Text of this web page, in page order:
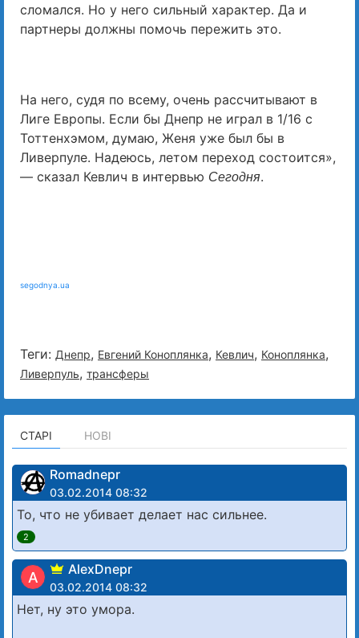
сломался. Но у него сильный характер. Да и
партнеры должны помочь пережить это.
На него, судя по всему, очень рассчитывают в
Лиге Европы. Если бы Днепр не играл в 1/16 с
Тоттенхэмом, думаю, Женя уже был бы в
Ливерпуле. Надеюсь, летом переход состоится»,
— сказал Кевлич в интервью Сегодня.
segodnya.ua
Теги: Днепр, Евгений Коноплянка, Кевлич, Коноплянка,
Ливерпуль, трансферы
СТАРІ НОВІ
Romadnepr
03.02.2014 08:32
То, что не убивает делает нас сильнее.
2
A AlexDnepr
03.02.2014 08:32
Нет, ну это умора.